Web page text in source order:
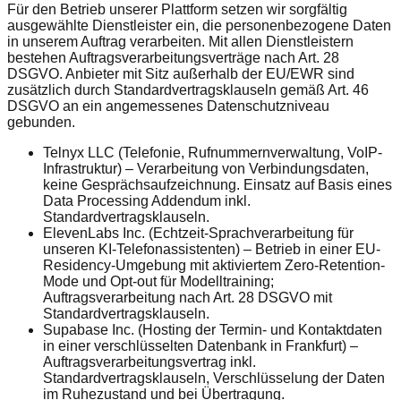
Für den Betrieb unserer Plattform setzen wir sorgfältig
ausgewählte Dienstleister ein, die personenbezogene Daten
in unserem Auftrag verarbeiten. Mit allen Dienstleistern
bestehen Auftragsverarbeitungsverträge nach Art. 28
DSGVO. Anbieter mit Sitz außerhalb der EU/EWR sind
zusätzlich durch Standardvertragsklauseln gemäß Art. 46
DSGVO an ein angemessenes Datenschutzniveau
gebunden.
Telnyx LLC (Telefonie, Rufnummernverwaltung, VoIP-
Infrastruktur) – Verarbeitung von Verbindungsdaten,
keine Gesprächsaufzeichnung. Einsatz auf Basis eines
Data Processing Addendum inkl.
Standardvertragsklauseln.
ElevenLabs Inc. (Echtzeit-Sprachverarbeitung für
unseren KI-Telefonassistenten) – Betrieb in einer EU-
Residency-Umgebung mit aktiviertem Zero-Retention-
Mode und Opt-out für Modelltraining;
Auftragsverarbeitung nach Art. 28 DSGVO mit
Standardvertragsklauseln.
Supabase Inc. (Hosting der Termin- und Kontaktdaten
in einer verschlüsselten Datenbank in Frankfurt) –
Auftragsverarbeitungsvertrag inkl.
Standardvertragsklauseln, Verschlüsselung der Daten
im Ruhezustand und bei Übertragung.